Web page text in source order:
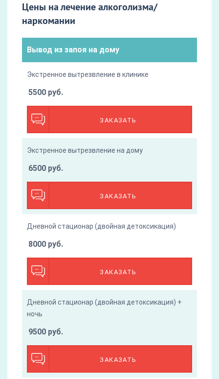
Цены на лечение алкоголизма/
наркомании
Вывод из запоя на дому
Экстренное вытрезвление в клинике
ЗАКАЗАТЬ
5500 руб.
Экстренное вытрезвление на дому
ЗАКАЗАТЬ
6500 руб.
Дневной стационар (двойная детоксикация)
ЗАКАЗАТЬ
8000 руб.
Дневной стационар (двойная детоксикация) +
ночь
ЗАКАЗАТЬ
9500 руб.